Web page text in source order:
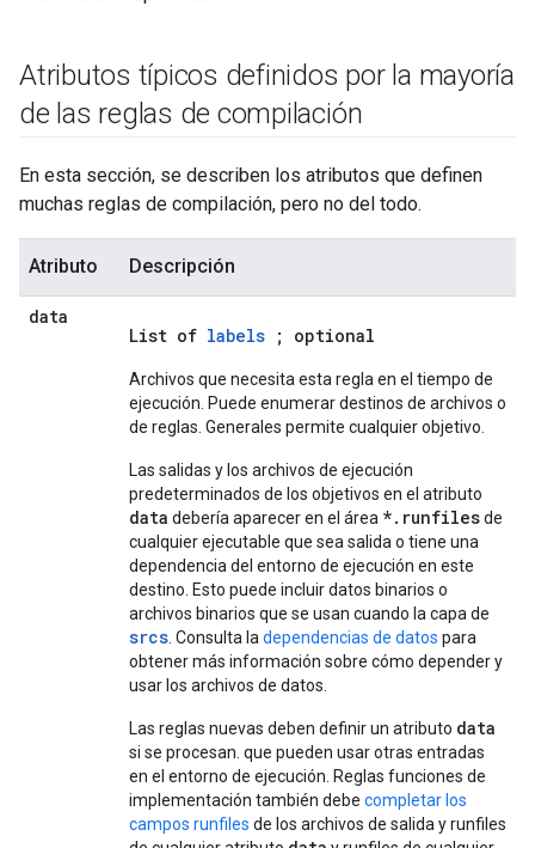
Atributos típicos definidos por la mayoría
de las reglas de compilación
En esta sección, se describen los atributos que definen
muchas reglas de compilación, pero no del todo.
Atributo Descripción
data
List of labels ; optional
Archivos que necesita esta regla en el tiempo de
ejecución. Puede enumerar destinos de archivos o
de reglas. Generales permite cualquier objetivo.
Las salidas y los archivos de ejecución
predeterminados de los objetivos en el atributo
data debería aparecer en el área *.runfilesde
cualquier ejecutable que sea salida o tiene una
dependencia del entorno de ejecución en este
destino. Esto puede incluir datos binarios o
archivos binarios que se usan cuando la capa de
srcs . Consulta la dependencias de datos para
obtener más información sobre cómo depender y
usar los archivos de datos.
Las reglas nuevas deben definir un atributo data
si se procesan. que pueden usar otras entradas
en el entorno de ejecución. Reglas funciones de
implementación también debe completar los
campos runfiles de los archivos de salida y runfiles